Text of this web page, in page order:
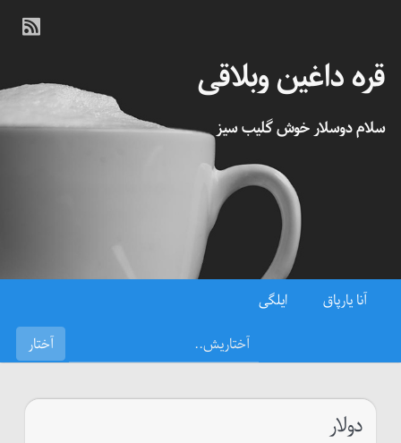
قره داغین وبلاقی
سلام دوسلار خوش گلیب سیز
آنا یارپاق ایلگی
دولار